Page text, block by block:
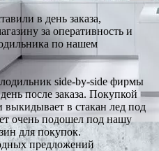
в день заказа,
за оперативность и
по нашем
side-by-side фирмы
после заказа. Покупкой
в стакан лед под
очень подошел под нашу
для покупок.
предложений